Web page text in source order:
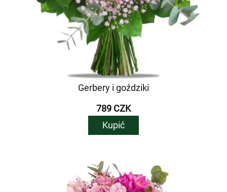
Gerbery i goździki
789 CZK
Kupić